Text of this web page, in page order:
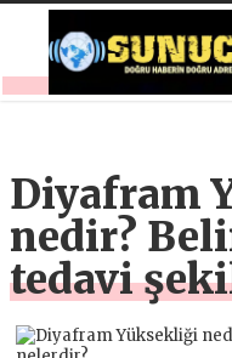
Diyafram
nedir?
tedavi